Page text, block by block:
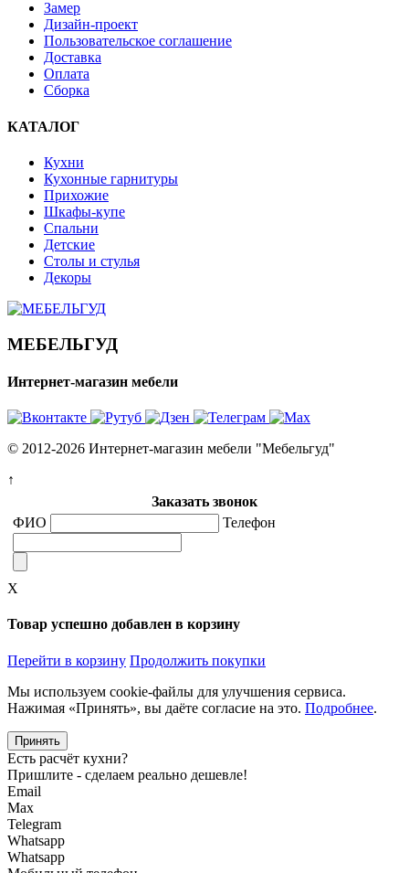
Замер
Дизайн-проект
Пользовательское соглашение
Доставка
Оплата
Сборка
КАТАЛОГ
Кухни
Кухонные гарнитуры
Прихожие
Шкафы-купе
Спальни
Детские
Столы и стулья
Декоры
МЕБЕЛЬГУД
Интернет-магазин мебели
© 2012-2026 Интернет-магазин мебели "Мебельгуд"
↑
Заказать звонок
ФИО
Телефон
X
Товар успешно добавлен в корзину
Перейти в корзину Продолжить покупки
Мы используем cookie-файлы для улучшения сервиса.
Нажимая «Принять», вы даёте согласие на это. Подробнее.
Принять
Есть расчёт кухни?
Пришлите - сделаем реально дешевле!
Email
Max
Telegram
Whatsapp
Whatsapp